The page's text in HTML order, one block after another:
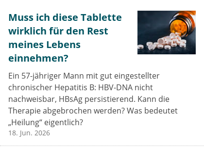
Muss ich diese Tablette
wirklich für den Rest
meines Lebens
einnehmen?
Ein 57-jähriger Mann mit gut eingestellter
chronischer Hepatitis B: HBV-DNA nicht
nachweisbar, HBsAg persistierend. Kann die
Therapie abgebrochen werden? Was bedeutet
„Heilung“ eigentlich?
18. Jun. 2026